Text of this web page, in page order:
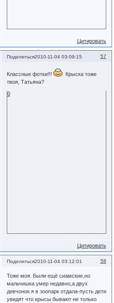
Цитировать
Поделиться 57
2010-11-04 03:09:15
Классные фотки!!!
Крыска тоже
твоя, Татьяна?
0
Цитировать
Поделиться 58
2010-11-04 03:12:01
Тоже моя. Были ещё сиамские,но
мальчишка умер недавно,а двух
девчонок я в зоопарк отдала-пусть дети
увидят что крысы бывают не только